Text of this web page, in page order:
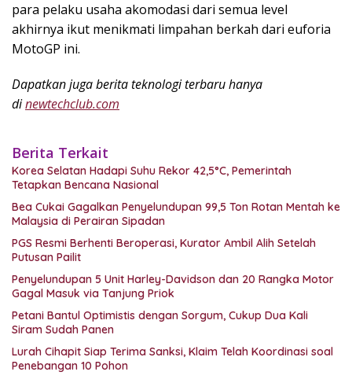
para pelaku usaha akomodasi dari semua level
akhirnya ikut menikmati limpahan berkah dari euforia
MotoGP ini.
Dapatkan juga berita teknologi terbaru hanya
dinewtechclub.com
Berita Terkait
Korea Selatan Hadapi Suhu Rekor 42,5°C, Pemerintah
Tetapkan Bencana Nasional
Bea Cukai Gagalkan Penyelundupan 99,5 Ton Rotan Mentah ke
Malaysia di Perairan Sipadan
PGS Resmi Berhenti Beroperasi, Kurator Ambil Alih Setelah
Putusan Pailit
Penyelundupan 5 Unit Harley-Davidson dan 20 Rangka Motor
Gagal Masuk via Tanjung Priok
Petani Bantul Optimistis dengan Sorgum, Cukup Dua Kali
Siram Sudah Panen
Lurah Cihapit Siap Terima Sanksi, Klaim Telah Koordinasi soal
Penebangan 10 Pohon